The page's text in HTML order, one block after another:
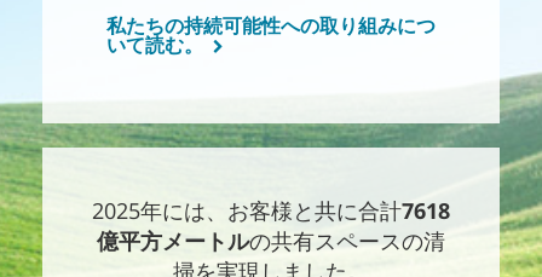
私たちの持続可能性への取り組みにつ
いて読む。
2025年には、お客様と共に合計7618
億平方メートルの共有スペースの清